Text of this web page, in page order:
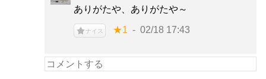
ありがたや、ありがたや～
ナイス ★1 02/18 17:43